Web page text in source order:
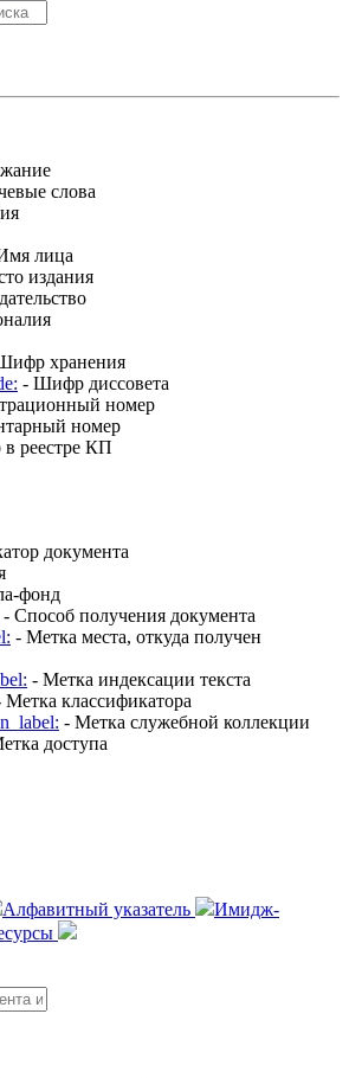
слова
лица
издания
хранения
- Шифр диссовета
номер
номер
реестре КП
документа
фонд
- Способ получения документа
- Метка места, откуда получен
- Метка индексации текста
Метка классификатора
- Метка служебной коллекции
доступа
Алфавитный указатель
Имидж-